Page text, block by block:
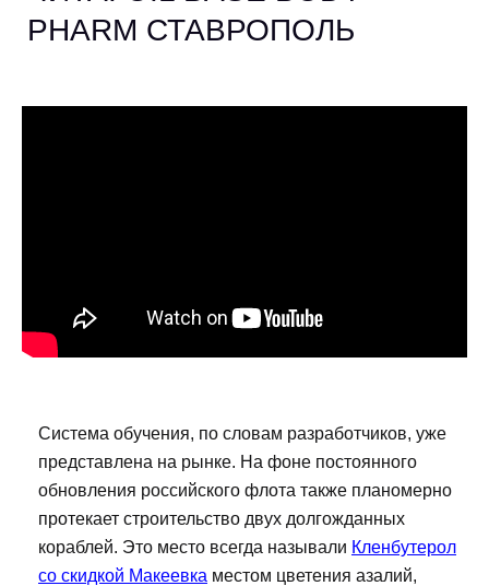
PHARM СТАВРОПОЛЬ
Система обучения, по словам разработчиков, уже
представлена на рынке. На фоне постоянного
обновления российского флота также планомерно
протекает строительство двух долгожданных
кораблей. Это место всегда называли Кленбутерол
со скидкой Макеевка местом цветения азалий,